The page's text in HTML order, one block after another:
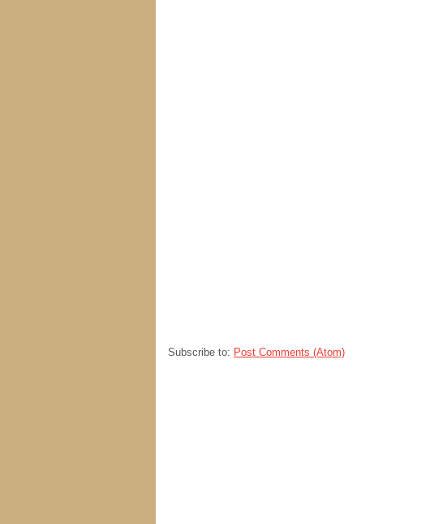
Subscribe to: Post Comments (Atom)